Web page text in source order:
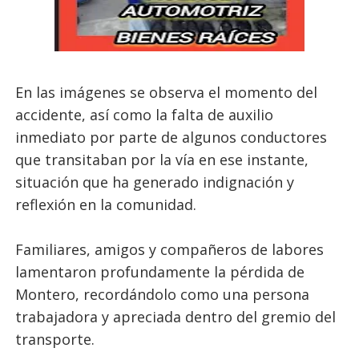
En las imágenes se observa el momento del
accidente, así como la falta de auxilio
inmediato por parte de algunos conductores
que transitaban por la vía en ese instante,
situación que ha generado indignación y
reflexión en la comunidad.
Familiares, amigos y compañeros de labores
lamentaron profundamente la pérdida de
Montero, recordándolo como una persona
trabajadora y apreciada dentro del gremio del
transporte.